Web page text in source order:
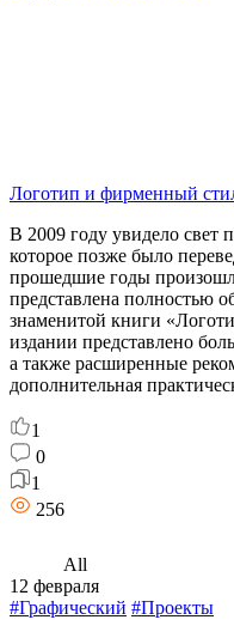
Логотип и фирменный
В 2009 году увидело свет
которое позже было
прошедшие годы
представлена полностью
знаменитой книги
издании представлено
а также расширенные
дополнительная
1
0
1
256
All
12 февраля
#Графический #Проекты